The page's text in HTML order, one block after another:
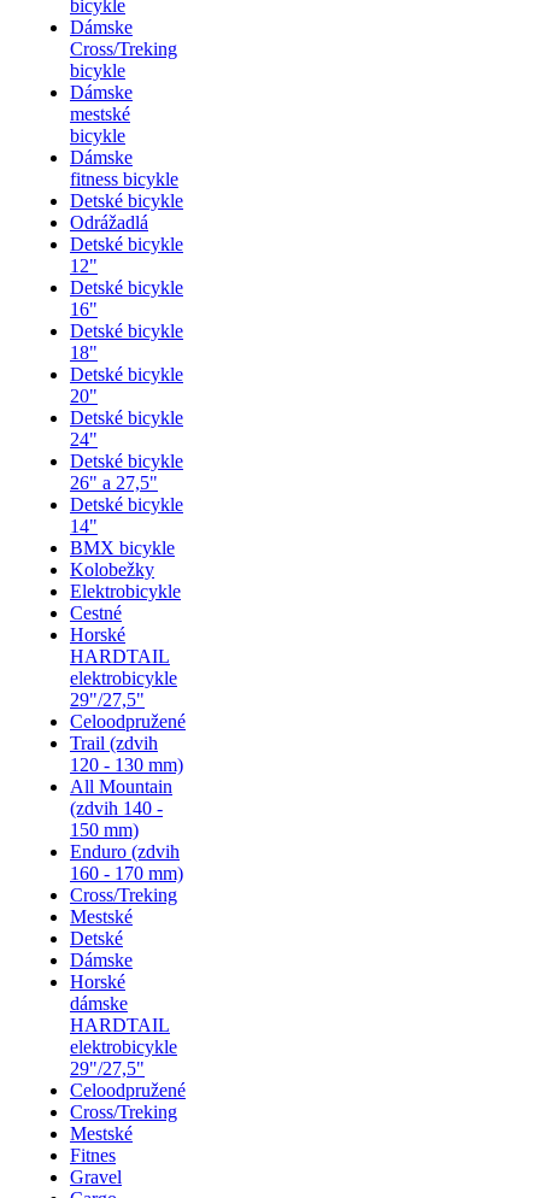
bicykle
Dámske
Cross/Treking
bicykle
Dámske
mestské
bicykle
Dámske
fitness bicykle
Detské bicykle
Odrážadlá
Detské bicykle
12"
Detské bicykle
16"
Detské bicykle
18"
Detské bicykle
20"
Detské bicykle
24"
Detské bicykle
26" a 27,5"
Detské bicykle
14"
BMX bicykle
Kolobežky
Elektrobicykle
Cestné
Horské
HARDTAIL
elektrobicykle
29"/27,5"
Celoodpružené
Trail (zdvih
120 - 130 mm)
All Mountain
(zdvih 140 -
150 mm)
Enduro (zdvih
160 - 170 mm)
Cross/Treking
Mestské
Detské
Dámske
Horské
dámske
HARDTAIL
elektrobicykle
29"/27,5"
Celoodpružené
Cross/Treking
Mestské
Fitnes
Gravel